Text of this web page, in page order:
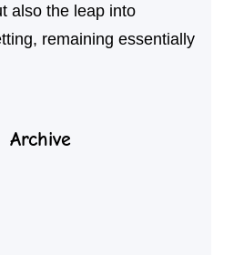
also the leap into
remaining essentially
Archive